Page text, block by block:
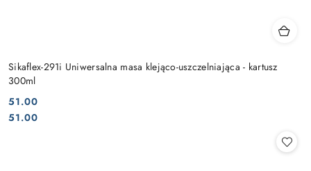
Sikaflex-291i Uniwersalna masa klejąco-uszczelniająca - kartusz
300ml
Cena:
51.00
Cena:
51.00